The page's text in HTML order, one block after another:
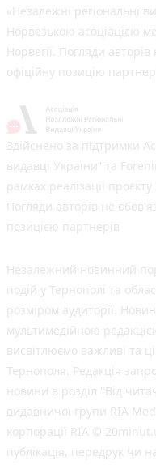
«Незалежні регіональні
Норвезькою асоціацією
Норвегії. Погляди
офіційну позицію
Здійснено за підтримки
видавці України” та
рамках реалізації
Погляди авторів не
позицією партнерів
Незалежний новинний
подій у Тернополі та
розміром аудиторії.
мультимедійною
висвітлюємо важливі та
Тернополя. Редакція
новини в розділ "Від
видавничої групи RIA
корпорації RIA ©
публiкацiя, передрук чи